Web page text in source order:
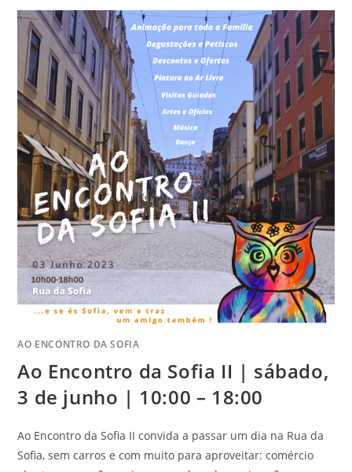
AO ENCONTRO DA SOFIA
Ao Encontro da Sofia II | sábado,
3 de junho | 10:00 – 18:00
Ao Encontro da Sofia II convida a passar um dia na Rua da
Sofia, sem carros e com muito para aproveitar: comércio